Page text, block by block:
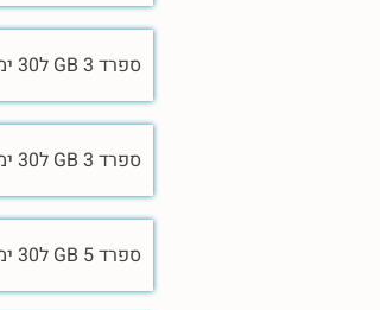
ספרד 3 GB ל30 ימים
ספרד 3 GB ל30 ימים
ספרד 5 GB ל30 ימים